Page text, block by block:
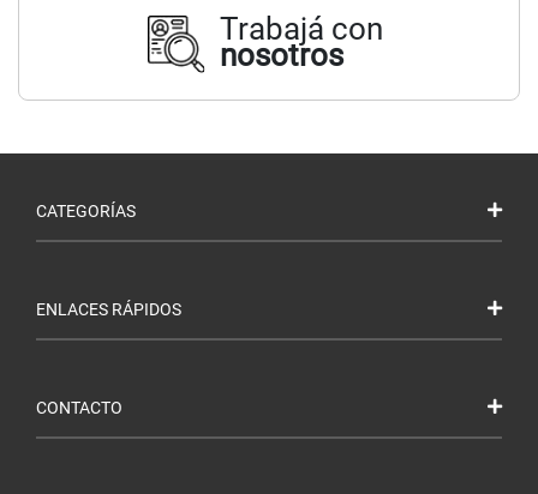
Trabajá con
nosotros
CATEGORÍAS
ENLACES RÁPIDOS
CONTACTO